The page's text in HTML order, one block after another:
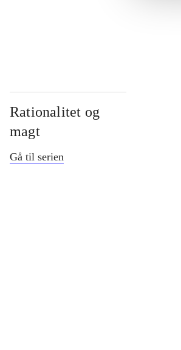
Rationalitet og
magt
Gå til serien